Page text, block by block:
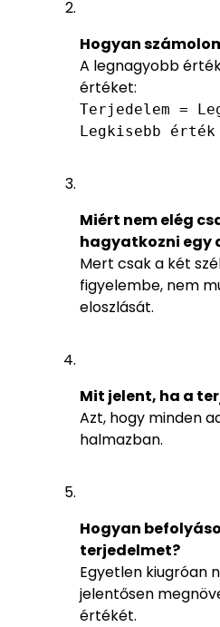
Hogyan
A legnagyobb
értéket:
Terjedelem =
Legkisebb érték
Miért nem elég
hagyatkozni egy
Mert csak a két
figyelembe, nem
eloszlását.
Mit jelent, ha a
Azt, hogy minden
halmazban.
Hogyan
terjedelmet?
Egyetlen kiugróan
jelentősen
értékét.